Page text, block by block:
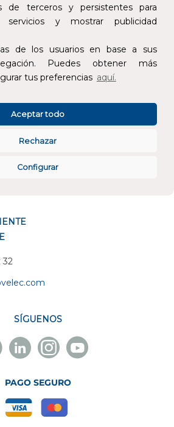
de terceros y persistentes para
servicios y mostrar publicidad
de los usuarios en base a sus
Puedes obtener más
tus preferencias aquí.
Configurar
Rechazar
Aceptar todo
32
SÍGUENOS
Linkedin
Novelec
Instagram
Novelec
Youtube
Novelec
PAGO SEGURO